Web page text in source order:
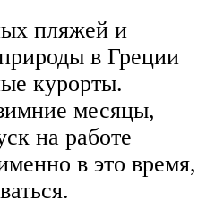
пляжей и
в Греции
курорты.
месяцы,
на работе
в это время,